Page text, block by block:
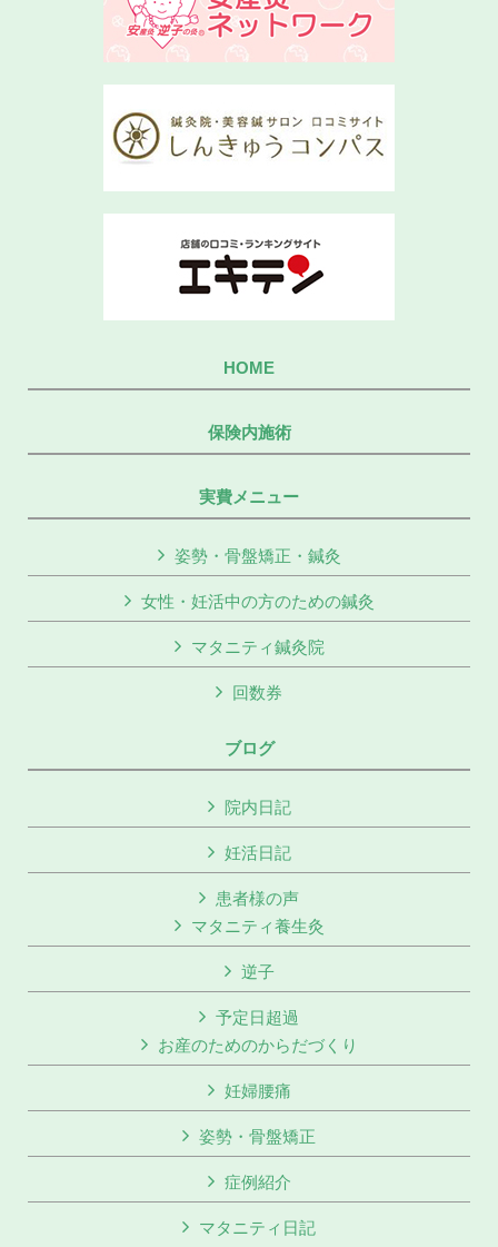
HOME
保険内施術
実費メニュー
姿勢・骨盤矯正・鍼灸
女性・妊活中の方のための鍼灸
マタニティ鍼灸院
回数券
ブログ
院内日記
妊活日記
患者様の声
マタニティ養生灸
逆子
予定日超過
お産のためのからだづくり
妊婦腰痛
姿勢・骨盤矯正
症例紹介
マタニティ日記